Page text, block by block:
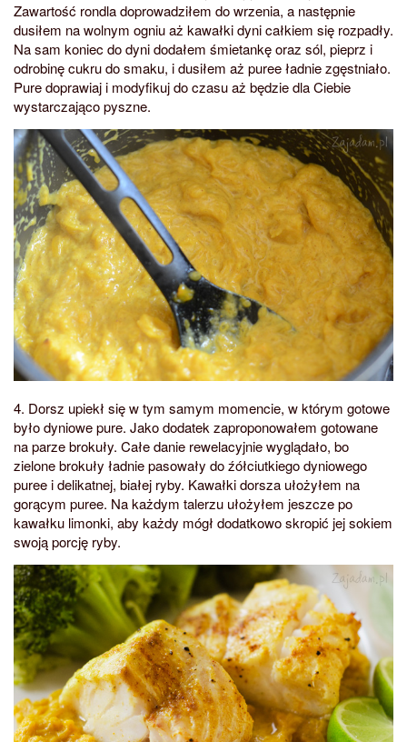
Zawartość rondla doprowadziłem do wrzenia, a następnie
dusiłem na wolnym ogniu aż kawałki dyni całkiem się rozpadły.
Na sam koniec do dyni dodałem śmietankę oraz sól, pieprz i
odrobinę cukru do smaku, i dusiłem aż puree ładnie zgęstniało.
Pure doprawiaj i modyfikuj do czasu aż będzie dla Ciebie
wystarczająco pyszne.
4. Dorsz upiekł się w tym samym momencie, w którym gotowe
było dyniowe pure. Jako dodatek zaproponowałem gotowane
na parze brokuły. Całe danie rewelacyjnie wyglądało, bo
zielone brokuły ładnie pasowały do źółciutkiego dyniowego
puree i delikatnej, białej ryby. Kawałki dorsza ułożyłem na
gorącym puree. Na każdym talerzu ułożyłem jeszcze po
kawałku limonki, aby każdy mógł dodatkowo skropić jej sokiem
swoją porcję ryby.